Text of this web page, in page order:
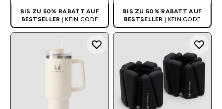
BIS ZU 50% RABATT AUF
BESTSELLER
| KEIN CODE
BENÖTIGT
BIS ZU 50% RABATT AUF
BESTSELLER
| KEIN CODE
BENÖTIGT